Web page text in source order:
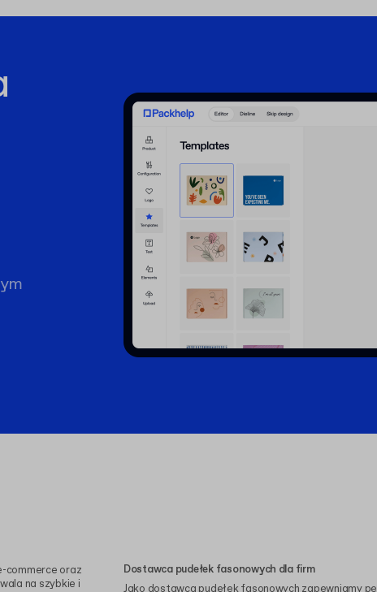
commerce oraz
na szybkie i
Dostawca pudełek fasonowych dla firm
Jako dostawca pudełek fasonowych zapewniamy